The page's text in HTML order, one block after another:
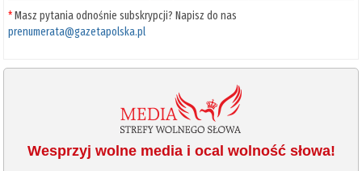
*Masz pytania odnośnie subskrypcji? Napisz do nas
prenumerata@gazetapolska.pl
Wesprzyj wolne media i ocal wolność słowa!